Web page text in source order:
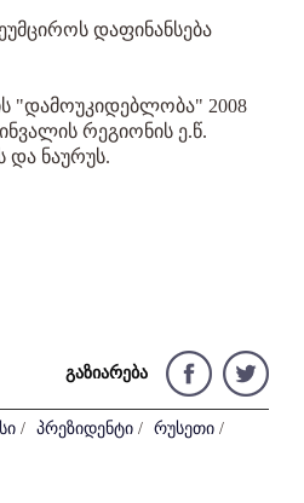
დაფინანსება
"დამოუკიდებლობა" 2008
რეგიონის ე.წ.
და ნაურუს.
გაზიარება
/ პრეზიდენტი / რუსეთი /